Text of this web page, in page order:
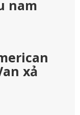
nam
xả